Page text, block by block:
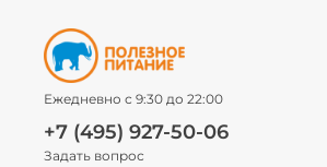
Ежедневно с 9:30 до 22:00
+7 (495) 927-50-06
Задать вопрос